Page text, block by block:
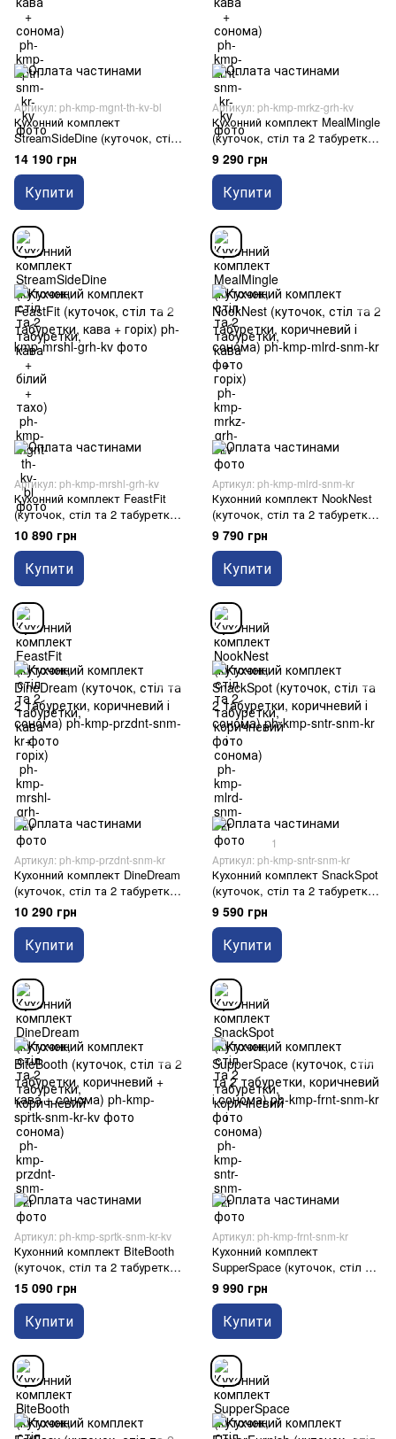
Артикул: ph-kmp-mgnt-th-kv-bl
Кухонний комплект
StreamSideDine (куточок, стіл
та 2 табуретки, кава + білий +
тахо)
14 190 грн
Купити
Артикул: ph-kmp-mrkz-grh-kv
Кухонний комплект MealMingle
(куточок, стіл та 2 табуретки,
кава + горіх)
9 290 грн
Купити
Артикул: ph-kmp-mrshl-grh-kv
Кухонний комплект FeastFit
(куточок, стіл та 2 табуретки,
кава + горіх)
10 890 грн
Купити
Артикул: ph-kmp-mlrd-snm-kr
Кухонний комплект NookNest
(куточок, стіл та 2 табуретки,
коричневий і сонома)
9 790 грн
Купити
Артикул: ph-kmp-przdnt-snm-kr
Кухонний комплект DineDream
(куточок, стіл та 2 табуретки,
коричневий і сонома)
10 290 грн
Купити
1
Артикул: ph-kmp-sntr-snm-kr
Кухонний комплект SnackSpot
(куточок, стіл та 2 табуретки,
коричневий і сонома)
9 590 грн
Купити
Артикул: ph-kmp-sprtk-snm-kr-kv
Кухонний комплект BiteBooth
(куточок, стіл та 2 табуретки,
коричневий + кава + сонома)
15 090 грн
Купити
Артикул: ph-kmp-frnt-snm-kr
Кухонний комплект
SupperSpace (куточок, стіл та
2 табуретки, коричневий і
сонома)
9 990 грн
Купити